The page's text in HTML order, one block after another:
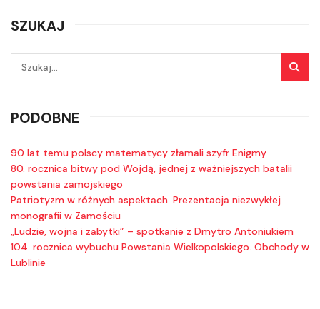
SZUKAJ
PODOBNE
90 lat temu polscy matematycy złamali szyfr Enigmy
80. rocznica bitwy pod Wojdą, jednej z ważniejszych batalii
powstania zamojskiego
Patriotyzm w różnych aspektach. Prezentacja niezwykłej
monografii w Zamościu
„Ludzie, wojna i zabytki” – spotkanie z Dmytro Antoniukiem
104. rocznica wybuchu Powstania Wielkopolskiego. Obchody w
Lublinie